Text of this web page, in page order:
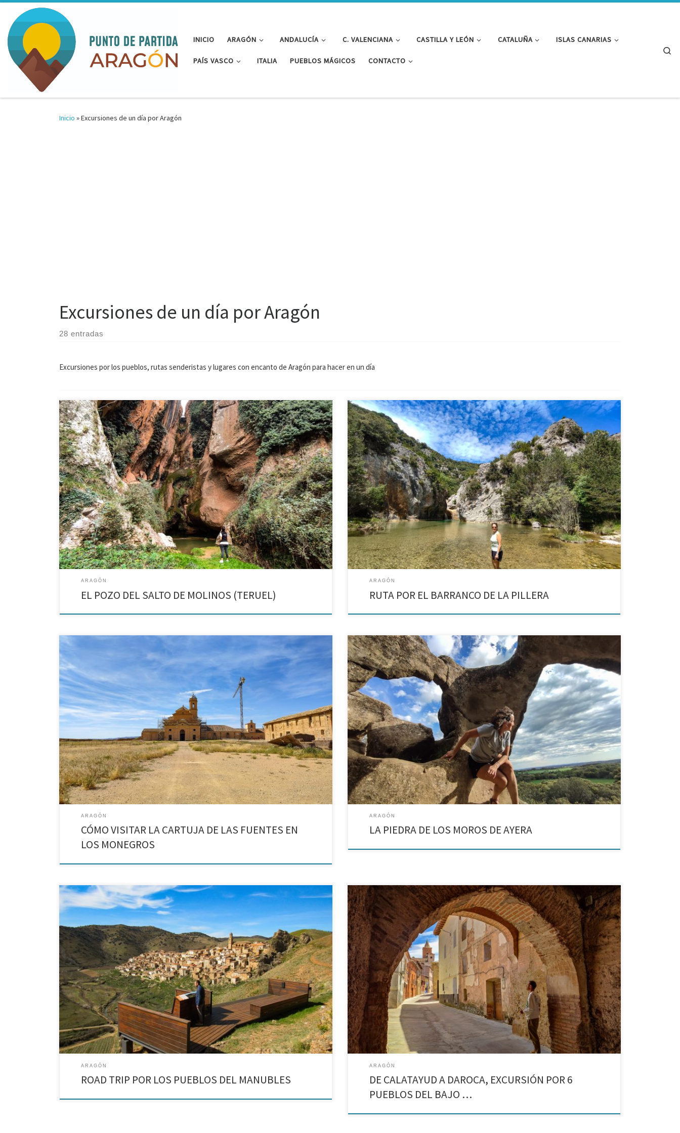
Saltar al contenido
INICIO ARAGÓN ANDALUCÍA C. VALENCIANA CASTILLA Y LEÓN CATALUÑA ISLAS CANARIAS
PAÍS VASCO ITALIA PUEBLOS MÁGICOS CONTACTO
Inicio »Excursiones de un día por Aragón
Excursiones de un día por Aragón
28 entradas
Excursiones por los pueblos, rutas senderistas y lugares con encanto de Aragón para hacer en un día
Ruta senderista al Pozo del Salto en Molinos, Teruel
ARAGÓN
EL POZO DEL SALTO DE MOLINOS (TERUEL)
Cómo llegar a una de las pozas más refrescantes de la Sierra de Guara La ruta de hoy,
recorre una parte del Parque Natural de la Sierra y los Cañones de Guara y tiene
suficientes encantos […]
ARAGÓN
RUTA POR EL BARRANCO DE LA PILLERA
Mi carrera profesional me llevó a trabajar a la Cartuja de Aula Dei en dos ocasiones,
primero como guía y más tarde como restauradora de las pinturas de su iglesia. Las
circunstancias hicieron que, más adelante, […]
ARAGÓN
CÓMO VISITAR LA CARTUJA DE LAS FUENTES EN
LOS MONEGROS
Ruta hasta las piedras más enigmáticas de la Hoya de Huesca Hay lugares difíciles de
explicar, tanto por su misterioso origen como por las sensaciones que nos transmiten
cuando estamos en ellos. Hoy, os contamos cómo […]
ARAGÓN
LA PIEDRA DE LOS MOROS DE AYERA
Excursión por siete pueblos de la provincia de Zaragoza con un rico patrimonio
ARAGÓN
ROAD TRIP POR LOS PUEBLOS DEL MANUBLES
Paracuellos de Jiloca – Maluenda – Morata de Jiloca – Fuentes de Jiloca – Montón –
Villafeliche A menudo me preguntáis qué ver cerca de Zaragoza en un día, queréis
conocer itinerarios de esos que se […]
ARAGÓN
DE CALATAYUD A DAROCA, EXCURSIÓN POR 6
PUEBLOS DEL BAJO …